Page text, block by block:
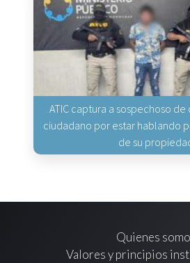
ATIC captura a sospechoso
ciudadano por estar hablando
de su
Quienes
Valores y principios